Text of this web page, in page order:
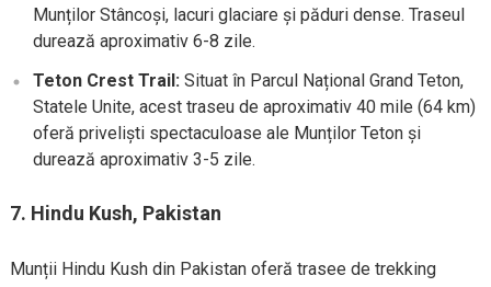
Munților Stâncoși, lacuri glaciare și păduri dense. Traseul
durează aproximativ 6-8 zile.
Teton Crest Trail: Situat în Parcul Național Grand Teton,
Statele Unite, acest traseu de aproximativ 40 mile (64 km)
oferă priveliști spectaculoase ale Munților Teton și
durează aproximativ 3-5 zile.
7. Hindu Kush, Pakistan
Munții Hindu Kush din Pakistan oferă trasee de trekking